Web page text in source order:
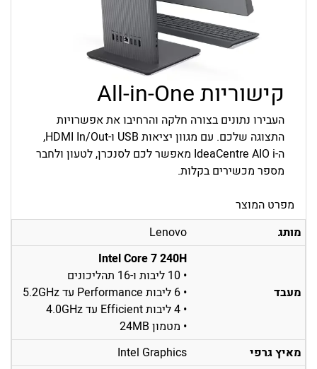
קישוריות All-in-One
העבירו נתונים בצורה חלקה והרחיבו את אפשרויות
התצוגה שלכם. עם מגוון יציאות USB ו-HDMI In/Out,
ה-IdeaCentre AIO i מאפשר לכם לסנכרן, לטעון ולחבר
מספר מכשירים בקלות.
מפרט המוצר
מותג
Lenovo
מעבד
Intel Core 7 240H
• 10 ליבות ו-16 תהליכונים
• 6 ליבות Performance עד 5.2GHz
• 4 ליבות Efficient עד 4.0GHz
• מטמון 24MB
מאיץ גרפי
Intel Graphics